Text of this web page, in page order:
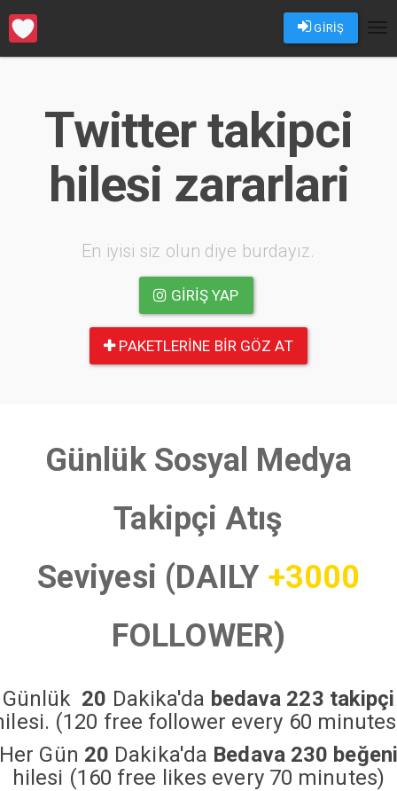
GİRİŞ
Twitter takipci
hilesi zararlari
En iyisi siz olun diye burdayız.
GIRIŞ YAP
PAKETLERINE BIR GÖZ AT
Günlük Sosyal Medya
Takipçi Atış
Seviyesi (DAILY +3000
FOLLOWER)
Günlük 20 Dakika'da bedava 223 takipçi
(120 free follower every 60
Her Gün 20 Dakika'da Bedava 230 beğeni
hilesi (160 free likes every 70 minutes)